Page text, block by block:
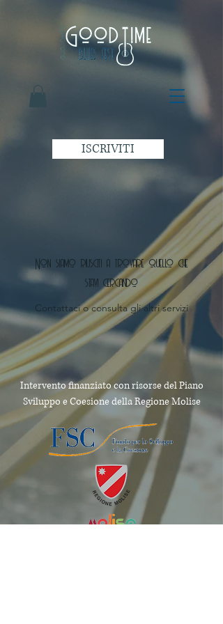
ISCRIVITI
Non siamo riusciti a trovare quello che
stavi cercando
Contattaci o consulta gli altri servizi
Intervento finanziato con risorse del Piano
Sviluppo e Coesione della Regione Molise